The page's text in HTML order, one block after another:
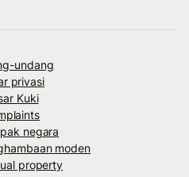
undang
privasi
Kuki
negara
moden
property